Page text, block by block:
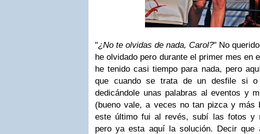
"¿No te olvidas de nada, Carol?" No
he olvidado pero durante el primer mes en
he tenido casi tiempo para nada, pero
que cuando se trata de un desfile si
dedicándole unas palabras al eventos y
(bueno vale, a veces no tan pizca y más
este último fui al revés, subí las fotos y
pero ya esta aquí la solución. Decir que